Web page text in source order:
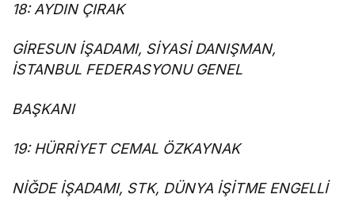
18: AYDIN ÇIRAK
GİRESUN İŞADAMI, SİYASİ DANIŞMAN,
İSTANBUL FEDERASYONU GENEL
BAŞKANI
19: HÜRRİYET CEMAL ÖZKAYNAK
NİĞDE İŞADAMI, STK, DÜNYA İŞİTME ENGELLİ